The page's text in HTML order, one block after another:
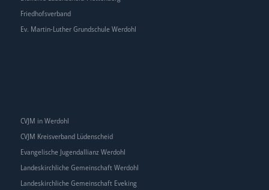
Friedhofsverband
Ev. Martin-Luther Grundschule Werdohl
CVJM in Werdohl
CVJM Kreisverband Lüdenscheid
Evangelische Jugendallianz Werdohl
Landeskirchliche Gemeinschaft Werdohl
Landeskirchliche Gemeinschaft Eveking